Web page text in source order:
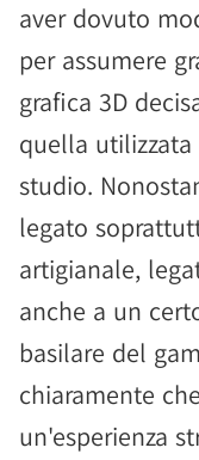
aver dovuto
per assumere
grafica 3D
quella
studio.
legato
artigianale,
anche a un
basilare del
chiaramente
un'esperienza